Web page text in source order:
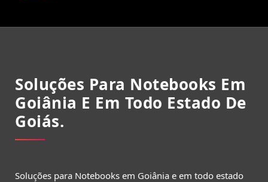
Soluções Para Notebooks Em
Goiânia E Em Todo Estado De
Goiás.
Soluções para Notebooks em Goiânia e em todo estado